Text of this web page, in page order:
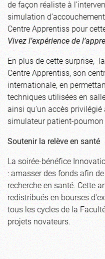
de façon réaliste à
simulation
Centre Apprentiss pour
Vivez l’expérience de
En plus de cette surprise,
Centre Apprentiss, son
internationale, en
techniques utilisées en
ainsi qu’un accès
simulateur patient-poumon
Soutenir la relève en santé
La soirée-bénéfice
: amasser des fonds afin
recherche en santé. Cette
redistribués en bourses
tous les cycles de la
projets novateurs.